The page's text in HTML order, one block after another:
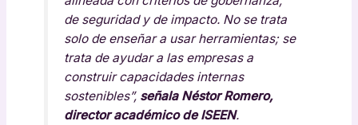
de seguridad y de impacto. No se trata
solo de enseñar a usar herramientas; se
trata de ayudar a las empresas a
construir capacidades internas
sostenibles”, señala Néstor Romero,
director académico de ISEEN.